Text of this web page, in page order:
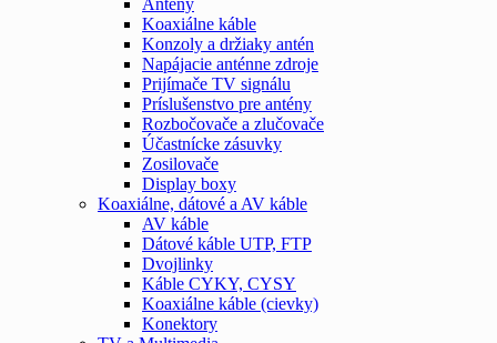
Antény
Koaxiálne káble
Konzoly a držiaky antén
Napájacie anténne zdroje
Prijímače TV signálu
Príslušenstvo pre antény
Rozbočovače a zlučovače
Účastnícke zásuvky
Zosilovače
Display boxy
Koaxiálne, dátové a AV káble
AV káble
Dátové káble UTP, FTP
Dvojlinky
Káble CYKY, CYSY
Koaxiálne káble (cievky)
Konektory